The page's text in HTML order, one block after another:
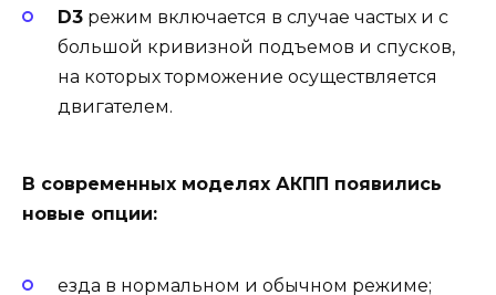
D3 режим включается в случае частых и с
большой кривизной подъемов и спусков,
на которых торможение осуществляется
двигателем.
В современных моделях АКПП появились
новые опции:
езда в нормальном и обычном режиме;